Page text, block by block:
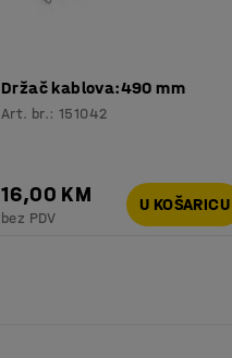
Držač kablova:490 mm
Art. br.:151042
16,00 KM
bez PDV
U KOŠARICU